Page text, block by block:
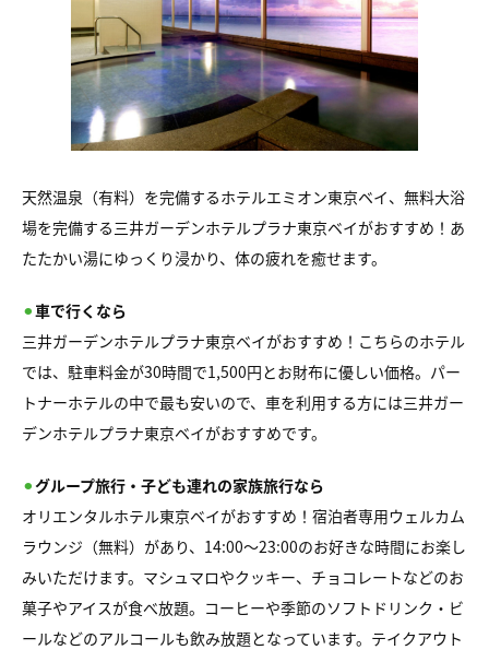
天然温泉（有料）を完備するホテルエミオン東京ベイ、無料大浴
場を完備する三井ガーデンホテルプラナ東京ベイがおすすめ！あ
たたかい湯にゆっくり浸かり、体の疲れを癒せます。
⚫︎車で行くなら
三井ガーデンホテルプラナ東京ベイがおすすめ！こちらのホテル
では、駐車料金が30時間で1,500円とお財布に優しい価格。パー
トナーホテルの中で最も安いので、車を利用する方には三井ガー
デンホテルプラナ東京ベイがおすすめです。
⚫︎ グループ旅行・子ども連れの家族旅行なら
オリエンタルホテル東京ベイがおすすめ！宿泊者専用ウェルカム
ラウンジ（無料）があり、14:00〜23:00のお好きな時間にお楽し
みいただけます。マシュマロやクッキー、チョコレートなどのお
菓子やアイスが食べ放題。コーヒーや季節のソフトドリンク・ビ
ールなどのアルコールも飲み放題となっています。テイクアウト